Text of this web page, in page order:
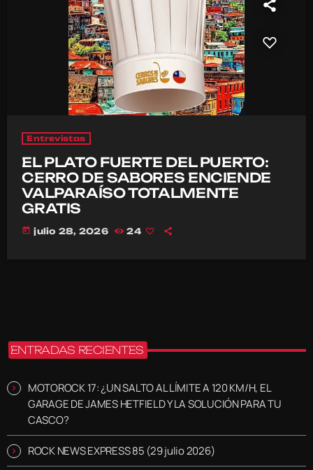
Entrevistas
EL PLATO FUERTE DEL PUERTO:
CERRO DE SABORES ENCIENDE
VALPARAÍSO TOTALMENTE
GRATIS
today julio 28, 2026 24
ENTRADAS RECIENTES
MOTOROCK 17: ¿UN SALTO AL LÍMITE A 120 KM/H, EL
GARAGE DE JAMES HETFIELD Y LA SOLUCIÓN PARA TU
CASCO?
ROCK NEWS EXPRESS 85 (29 julio 2026)